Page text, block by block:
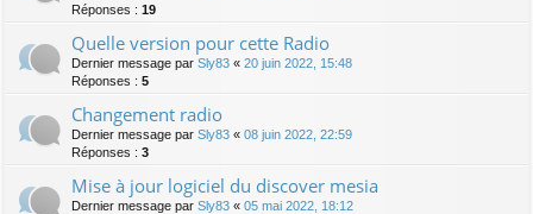
Réponses : 19
Quelle version pour cette Radio
Dernier message par Sly83 « 20 juin 2022, 15:48
Réponses : 5
Changement radio
Dernier message par Sly83 « 08 juin 2022, 22:59
Réponses : 3
Mise à jour logiciel du discover mesia
Dernier message par Sly83 « 05 mai 2022, 18:12